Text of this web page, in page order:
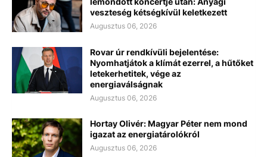
veszteség kétségkívül keletkezett
Augusztus 06, 2026
Rovar úr rendkívüli bejelentése:
Nyomhatjátok a klímát ezerrel, a hűtőket
letekerhetitek, vége az
energiaválságnak
Augusztus 06, 2026
Hortay Olivér: Magyar Péter nem mond
igazat az energiatárolókról
Augusztus 06, 2026